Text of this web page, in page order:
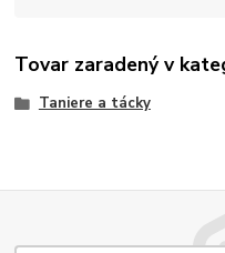
Tovar zaradený v
Taniere a tácky